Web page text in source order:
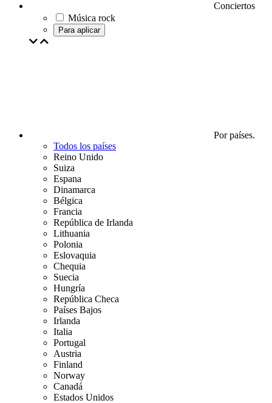
Conciertos
Música rock
Para aplicar
Por países.
Todos los países
Reino Unido
Suiza
Espana
Dinamarca
Bélgica
Francia
República de Irlanda
Lithuania
Polonia
Eslovaquia
Chequia
Suecia
Hungría
República Checa
Países Bajos
Irlanda
Italia
Portugal
Austria
Finland
Norway
Canadá
Estados Unidos